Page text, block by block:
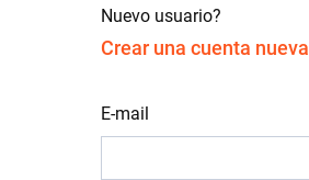
Nuevo usuario?
Crear una cuenta nueva
E-mail